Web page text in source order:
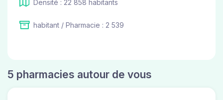
Densité : 22 858 habitants
habitant / Pharmacie : 2 539
5 pharmacies autour de vous